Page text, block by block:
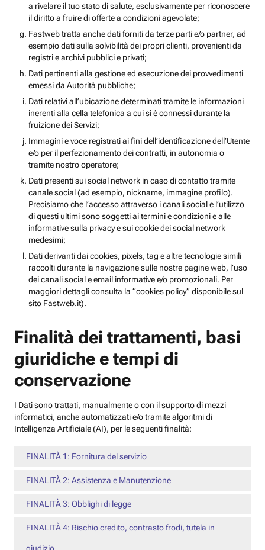
a rivelare il tuo stato di salute, esclusivamente per riconoscere
il diritto a fruire di offerte a condizioni agevolate;
Fastweb tratta anche dati forniti da terze parti e/o partner, ad
esempio dati sulla solvibilità dei propri clienti, provenienti da
registri e archivi pubblici e privati;
Dati pertinenti alla gestione ed esecuzione dei provvedimenti
emessi da Autorità pubbliche;
Dati relativi all’ubicazione determinati tramite le informazioni
inerenti alla cella telefonica a cui si è connessi durante la
fruizione dei Servizi;
Immagini e voce registrati ai fini dell’identificazione dell’Utente
e/o per il perfezionamento dei contratti, in autonomia o
tramite nostro operatore;
Dati presenti sui social network in caso di contatto tramite
canale social (ad esempio, nickname, immagine profilo).
Precisiamo che l’accesso attraverso i canali social e l’utilizzo
di questi ultimi sono soggetti ai termini e condizioni e alle
informative sulla privacy e sui cookie dei social network
medesimi;
Dati derivanti dai cookies, pixels, tag e altre tecnologie simili
raccolti durante la navigazione sulle nostre pagine web, l’uso
dei canali social e email informative e/o promozionali. Per
maggiori dettagli consulta la “cookies policy” disponibile sul
sito Fastweb.it).
Finalità dei trattamenti, basi
giuridiche e tempi di
conservazione
I Dati sono trattati, manualmente o con il supporto di mezzi
informatici, anche automatizzati e/o tramite algoritmi di
Intelligenza Artificiale (AI), per le seguenti finalità:
FINALITÀ 1: Fornitura del servizio
FINALITÀ 2: Assistenza e Manutenzione
FINALITÀ 3: Obblighi di legge
FINALITÀ 4: Rischio credito, contrasto frodi, tutela in